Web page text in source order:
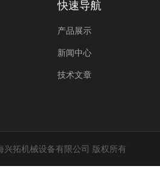
快速导航
产品展示
新闻中心
技术文章
拓机械设备有限公司 版权所有